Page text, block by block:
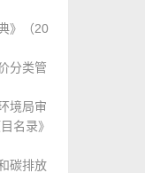
》（20
分类管
境局审
名录》
碳排放